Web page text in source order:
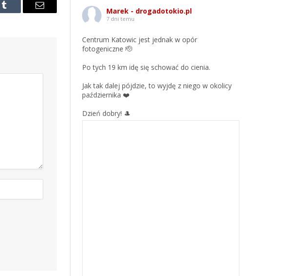
Tumblr Email Marek - drogadotokio.pl
7 dni temu
Centrum Katowic jest jednak w opór
fotogeniczne 🫡
Po tych 19 km idę się schować do cienia.
Jak tak dalej pójdzie, to wyjdę z niego w okolicy
października ❤️
Dzień dobry! 🎩